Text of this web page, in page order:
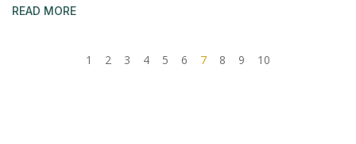
READ MORE
1 2 3 4 5 6 7 8 9 10